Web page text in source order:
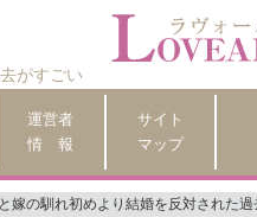
がすごい
運営者
情 報
サイト
マップ
嫁の馴れ初めより結婚を反対された